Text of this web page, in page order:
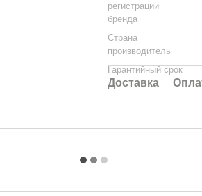
регистрации
бренда
Страна
производитель
Гарантийный срок
Доставка